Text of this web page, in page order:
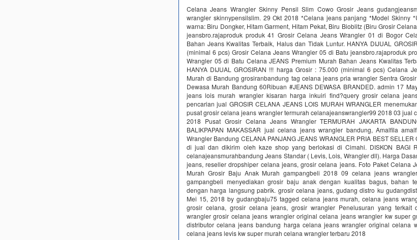
Celana Jeans Wrangler Skinny Pensil Slim Cowo Grosir Jeans
wrangler skinnypensilslim. 29 Okt 2018 *Celana jeans panjang *Model Skinny
warna: Biru Dongker, Hitam Garment, Hitam Pekat, Biru Bioblitz (Biru Grosir
jeansbro.rajaproduk produk 41 Grosir Celana Jeans Wrangler 01 di Bogor
Bahan Jeans Kwalitas Terbaik, Halus dan Tidak Luntur. HANYA DIJUAL
(minimal 6 pcs) Grosir Celana Jeans Wrangler 05 di Batu jeansbro.rajaproduk
Wrangler 05 di Batu Celana JEANS Premium Murah Bahan Jeans Kwalitas
HANYA DIJUAL GROSIRAN !!! harga Grosir : 75.000 (minimal 6 pcs) Celana
Murah di Bandung grosiranbandung tag celana jeans pria wrangler Sentra
Dewasa Murah Bandung 60Ribuan #JEANS DEWASA BRANDED. admin 17
jeans lois murah wrangler kisaran harga inkuiri find?query grosir celana
pencarian jual GROSIR CELANA JEANS LOIS MURAH WRANGLER
pusat grosir celana jeans wrangler termurah celanajeanswrangler99 2018 03 jual
2018 Pusat Grosir Celana Jeans Wrangler TERMURAH JAKARTA
BALIKPAPAN MAKASSAR jual celana jeans wrangler bandung, Amalfila
Wrangler Bandung CELANA PANJANG JEANS WRANGLER PRIA BEST
di jual dan dikirim oleh kaze shop yang berlokasi di Cimahi. DISKON BAGI
celanajeansmurahbandung Jeans Standar ( Levis, Lois, Wrangler dll). Harga
jeans, reseller dropshiper celana jeans, grosir celana jeans. Foto Paket Celana
Murah Grosir Baju Anak Murah gampangbeli 2018 09 celana jeans
gampangbeli menyediakan grosir baju anak dengan kualitas bagus, bahan
dengan harga langsung pabrik. grosir celana jeans, gudang distro ku
Mei 15, 2018 by gudangbaju75 tagged celana jeans murah, celana jeans
grosir celana, grosir celana jeans, grosir wrangler Penelusuran yang terkait
wrangler grosir celana jeans wrangler original celana jeans wrangler kw super
distributor celana jeans bandung harga celana jeans wrangler original celana
celana jeans levis kw super murah celana wrangler terbaru 2018